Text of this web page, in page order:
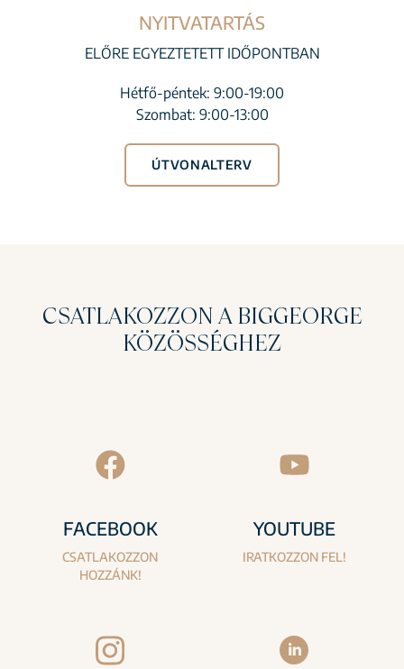
NYITVATARTÁS
ELŐRE EGYEZTETETT IDŐPONTBAN
Hétfő-péntek: 9:00-19:00
Szombat: 9:00-13:00
ÚTVONALTERV
CSATLAKOZZON A BIGGEORGE
KÖZÖSSÉGHEZ
FACEBOOK
CSATLAKOZZON
HOZZÁNK!
YOUTUBE
IRATKOZZON FEL!